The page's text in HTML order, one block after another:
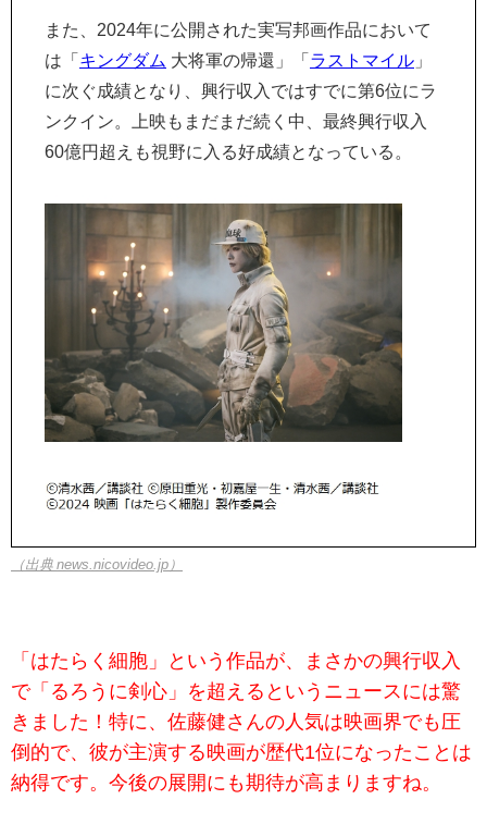
また、2024年に公開された実写邦画作品において
は「 キングダム 大将軍の帰還」「 ラストマイル 」
に次ぐ成績となり、興行収入ではすでに第6位にラ
ンクイン。上映もまだまだ続く中、最終興行収入
60億円超えも視野に入る好成績となっている。
（出典 news.nicovideo.jp）
「はたらく細胞」という作品が、まさかの興行収入
で「るろうに剣心」を超えるというニュースには驚
きました！特に、佐藤健さんの人気は映画界でも圧
倒的で、彼が主演する映画が歴代1位になったことは
納得です。今後の展開にも期待が高まりますね。